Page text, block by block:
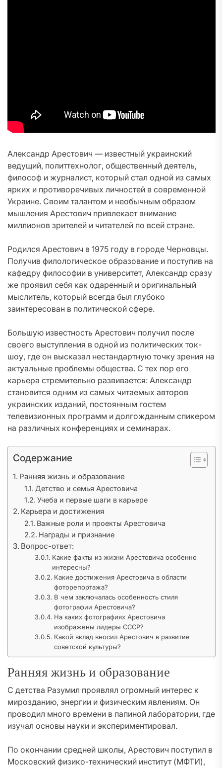
Александр Арестович — известный украинский
ведущий, политтехнолог, общественный деятель,
философ и журналист, который стал одной из самых
ярких и противоречивых личностей в современной
Украине. Своим талантом и необычным образом
мышления Арестович привлекает внимание
миллионов зрителей и читателей по всей стране.
Родился Арестович в 1975 году в городе Черновцы.
Получив филологическое образование и поступив на
кафедру философии в университет, Александр сразу
же проявил себя как одаренный и оригинальный
мыслитель, который всегда был глубоко
заинтересован в политической сфере.
Большую известность Арестович получил после
своего выступления в одной из политических ток-
шоу, где он высказал нестандартную точку зрения на
актуальные проблемы общества. С тех пор его
карьера стремительно развивается: Александр
становится одним из самых читаемых авторов
украинских изданий, постоянным гостем
телевизионных программ и долгожданным спикером
на различных конференциях и семинарах.
Содержание
Ранняя жизнь и образование
Детство и семья Арестовича
Учеба и первые шаги в карьере
Карьера и достижения
Важные роли и проекты Арестовича
Награды и признание
Вопрос-ответ:
Какие факты из жизни Арестовича особенно
интересны?
Какие достижения Арестовича в области
фоторепортажа?
В чем заключалась особенность стиля
фотографии Арестовича?
На каких фотографиях Арестовича
изображены лидеры СССР?
Какой вклад вносил Арестович в развитие
советской культуры?
Ранняя жизнь и образование
С детства Разумил проявлял огромный интерес к
мирозданию, энергии и физическим явлениям. Он
проводил много времени в папиной лаборатории, где
изучал основы науки и экспериментировал.
По окончании средней школы, Арестович поступил в
Московский физико-технический институт (МФТИ),